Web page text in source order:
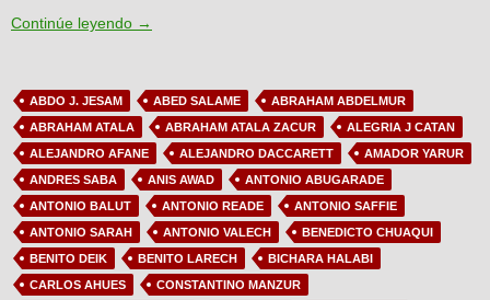
Continúe leyendo Artículo N°7: Debate sobre los orígenes de
→
ABDO J. JESAM ABED SALAME
ABRAHAM ABDELMUR
ABRAHAM ATALA
ABRAHAM ATALA ZACUR
ALEGRIA J CATAN
ALEJANDRO AFANE
ALEJANDRO DACCARETT
AMADOR YARUR
ANDRES SABA
ANIS AWAD
ANTONIO ABUGARADE
ANTONIO BALUT
ANTONIO READE
ANTONIO SAFFIE
ANTONIO SARAH
ANTONIO VALECH
BENEDICTO CHUAQUI
BENITO DEIK
BENITO LARECH
BICHARA HALABI
CARLOS AHUES
CONSTANTINO MANZUR